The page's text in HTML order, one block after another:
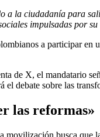
a la ciudadanía para
impulsadas por
a participar en
de X, el mandatario
el debate sobre las
las reformas»
movilización busca que